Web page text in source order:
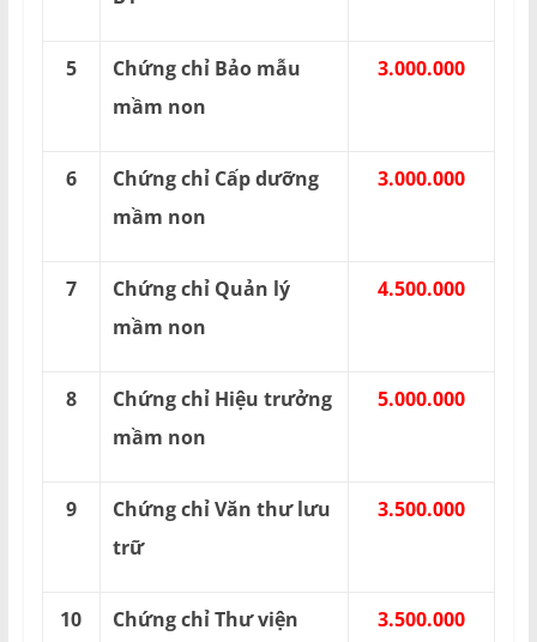
5
Chứng chỉ Bảo mẫu
mầm non
3.000.000
6
Chứng chỉ Cấp dưỡng
mầm non
3.000.000
7
Chứng chỉ Quản lý
mầm non
4.500.000
8
Chứng chỉ Hiệu trưởng
mầm non
5.000.000
9
Chứng chỉ Văn thư lưu
trữ
3.500.000
10
Chứng chỉ Thư viện
3.500.000